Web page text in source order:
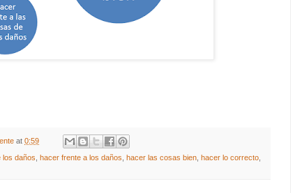
at 0:59
los daños, hacer frente a los daños, hacer las cosas bien, hacer lo correcto,